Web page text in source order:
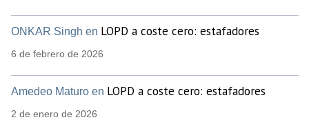
ONKAR Singh en LOPD a coste cero: estafadores
6 de febrero de 2026
Amedeo Maturo en LOPD a coste cero: estafadores
2 de enero de 2026